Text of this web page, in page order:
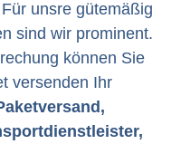
unsre gütemäßig
sind wir prominent.
können Sie
versenden Ihr